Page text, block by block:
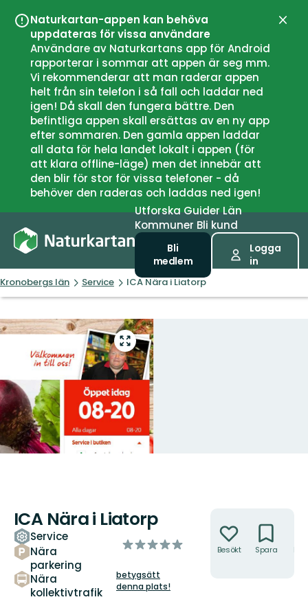
Naturkartan-appen kan behöva
uppdateras för vissa användare
Användare av Naturkartans app för Android
rapporterar i sommar att appen är seg mm.
Vi rekommenderar att man raderar appen
helt från sin telefon i så fall och laddar ned
igen! Då skall den fungera bättre. Den
befintliga appen skall ersättas av en ny app
efter sommaren. Den gamla appen laddar
all data för hela landet lokalt i appen (för
att klara offline-läge) men det innebär att
den blir för stor för vissa telefoner - då
behöver den raderas och laddas ned igen!
UtforskaGuiderLän
Kommuner Bli kund
Bli
medlem
Logga
in
Kronobergs län Service ICA Nära i Liatorp
Gå
till
helskärmsläge
ICA Nära i Liatorp
Service
Nära
parkering
Nära
kollektivtrafik
av
stjärnor
betygsätt
denna plats!
Besökt Spara